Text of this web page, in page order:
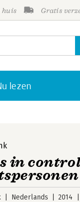
huis Gratis
lezen
in
Nederlands 2014